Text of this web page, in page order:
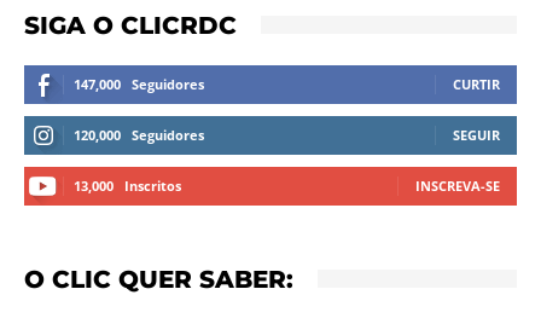
SIGA O CLICRDC
147,000 Seguidores CURTIR
120,000 Seguidores SEGUIR
13,000 Inscritos INSCREVA-SE
O CLIC QUER SABER: